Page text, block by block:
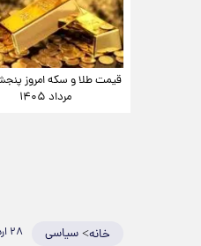
مرداد ۱۴۰۵
خانه>سیاسی ۲۸ اردیبهشت ۱۴۰۵